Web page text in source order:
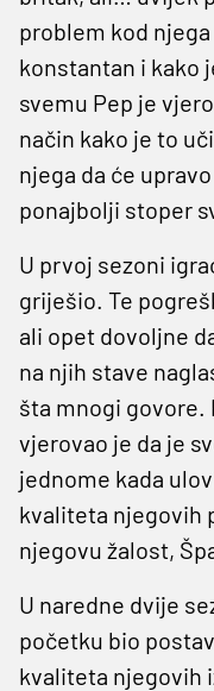
problem kod
konstantan i kako
svemu Pep je
način kako je to
njega da će
ponajbolji stoper
U prvoj sezoni
griješio. Te
ali opet dovoljne
na njih stave
šta mnogi govore.
vjerovao je da je
jednome kada
kvaliteta njegovih
njegovu žalost,
U naredne dvije
početku bio
kvaliteta njegovih